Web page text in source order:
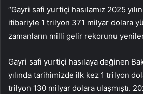
“Gayri safi yurtiçi hasılamız 2025
itibariyle 1 trilyon 371 milyar dolara
zamanların milli gelir rekorunu
Gayri safi yurtiçi hasılaya değinen
yılında tarihimizde ilk kez 1 trilyon
trilyon 130 milyar dolara ulaşmıştı.